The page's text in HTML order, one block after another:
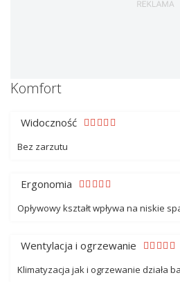
Komfort
Widoczność
Bez zarzutu
Ergonomia
Opływowy kształt wpływa na niskie
Wentylacja i ogrzewanie
Klimatyzacja jak i ogrzewanie działa